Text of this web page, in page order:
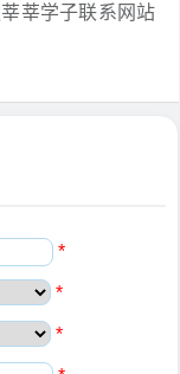
莘学子联系网站
*
*
*